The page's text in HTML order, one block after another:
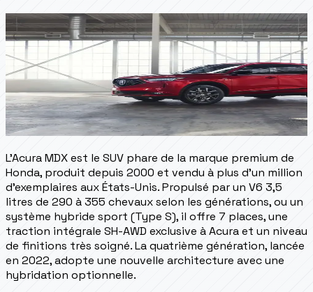
L'Acura MDX est le SUV phare de la marque premium de
Honda, produit depuis 2000 et vendu à plus d'un million
d'exemplaires aux États-Unis. Propulsé par un V6 3,5
litres de 290 à 355 chevaux selon les générations, ou un
système hybride sport (Type S), il offre 7 places, une
traction intégrale SH-AWD exclusive à Acura et un niveau
de finitions très soigné. La quatrième génération, lancée
en 2022, adopte une nouvelle architecture avec une
hybridation optionnelle.